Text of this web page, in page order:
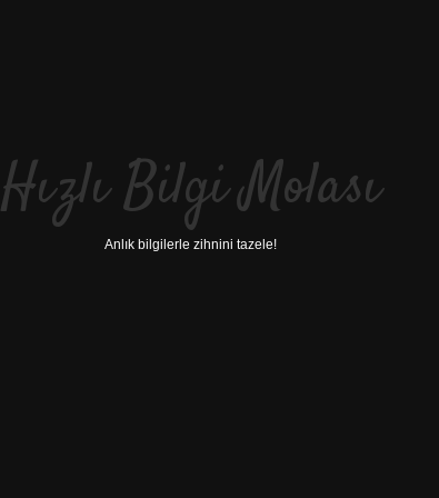
Hızlı Bilgi Molası
Anlık bilgilerle zihnini tazele!